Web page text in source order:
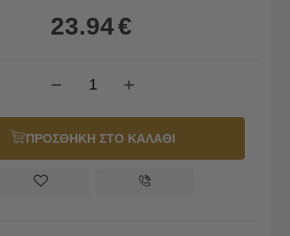
23.94€
+
−
ΠΡΟΣΘΗΚΗ ΣΤΟ ΚΑΛΑΘΙ